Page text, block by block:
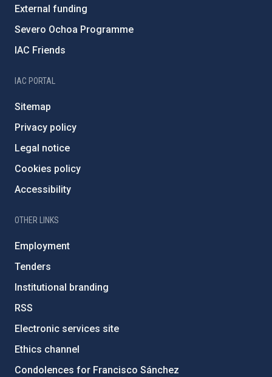
External funding
Severo Ochoa Programme
IAC Friends
IAC PORTAL
Sitemap
Privacy policy
Legal notice
Cookies policy
Accessibility
OTHER LINKS
Employment
Tenders
Institutional branding
RSS
Electronic services site
Ethics channel
Condolences for Francisco Sánchez